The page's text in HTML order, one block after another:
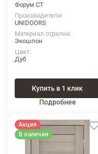
Форум СТ
Производители
UNIDOORS
Материал отделки
Экошпон
Цвет
Дуб
Купить в 1 клик
Подробнее
Акция
В наличии